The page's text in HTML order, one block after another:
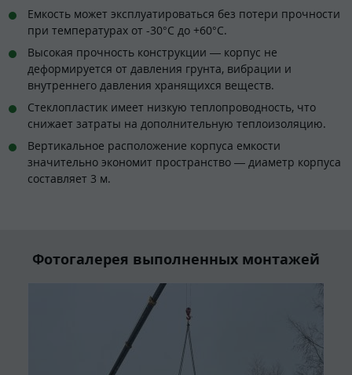
Емкость может эксплуатироваться без потери прочности
при температурах от -30°C до +60°C.
Высокая прочность конструкции — корпус не
деформируется от давления грунта, вибрации и
внутреннего давления хранящихся веществ.
Стеклопластик имеет низкую теплопроводность, что
снижает затраты на дополнительную теплоизоляцию.
Вертикальное расположение корпуса емкости
значительно экономит пространство — диаметр корпуса
составляет 3 м.
Фотогалерея выполненных монтажей